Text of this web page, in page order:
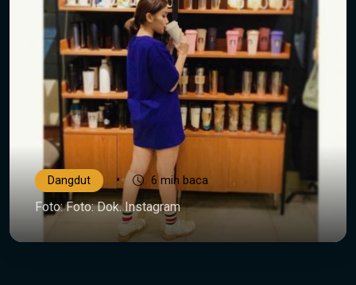
Dangdut • 6 min baca
Foto: Foto: Dok. Instagram